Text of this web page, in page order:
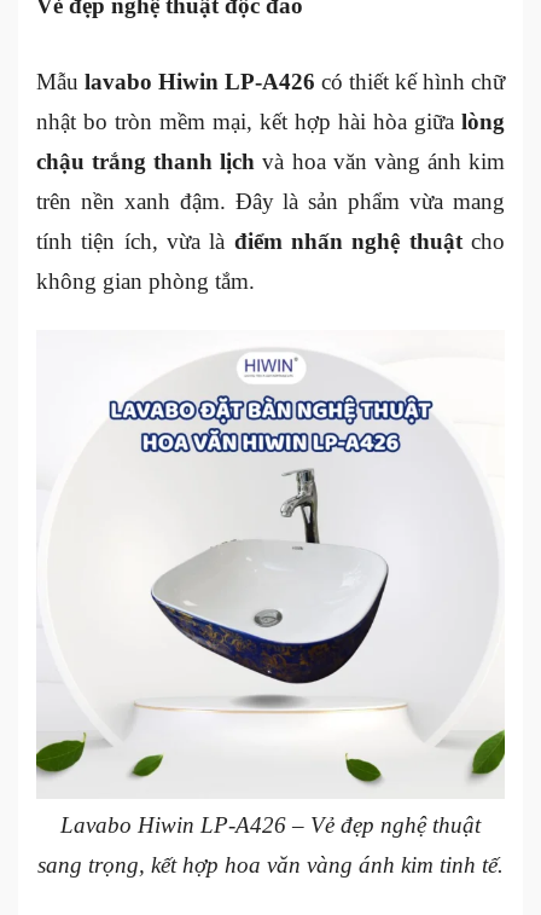
Vẻ đẹp nghệ thuật độc đáo
Mẫu lavabo Hiwin LP-A426 có thiết kế hình chữ
nhật bo tròn mềm mại, kết hợp hài hòa giữa lòng
chậu trắng thanh lịch và hoa văn vàng ánh kim
trên nền xanh đậm. Đây là sản phẩm vừa mang
tính tiện ích, vừa là điểm nhấn nghệ thuậtcho
không gian phòng tắm.
Lavabo Hiwin LP-A426 – Vẻ đẹp nghệ thuật
sang trọng, kết hợp hoa văn vàng ánh kim tinh tế.